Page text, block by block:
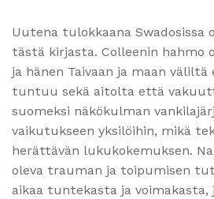
Uutena tulokkaana
tästä kirjasta. Colleenin hahmo
ja hänen Taivaan ja maan
tuntuu sekä aitolta että
suomeksi näkökulman
vaikutukseen yksilöihin, mikä
herättävän lukukokemuksen.
oleva trauman ja toipumisen
aikaa tuntekasta ja voimakasta,